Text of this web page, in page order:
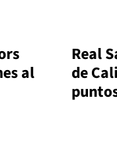
al
Real
de